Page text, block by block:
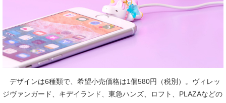
デザインは6種類で、希望小売価格は1個580円（税別）。ヴィレッ
ジヴァンガード、キデイランド、東急ハンズ、ロフト、PLAZAなどの